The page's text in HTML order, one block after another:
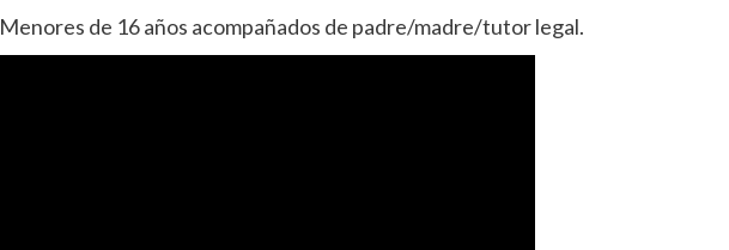
Menores de 16 años acompañados de padre/madre/tutor legal.